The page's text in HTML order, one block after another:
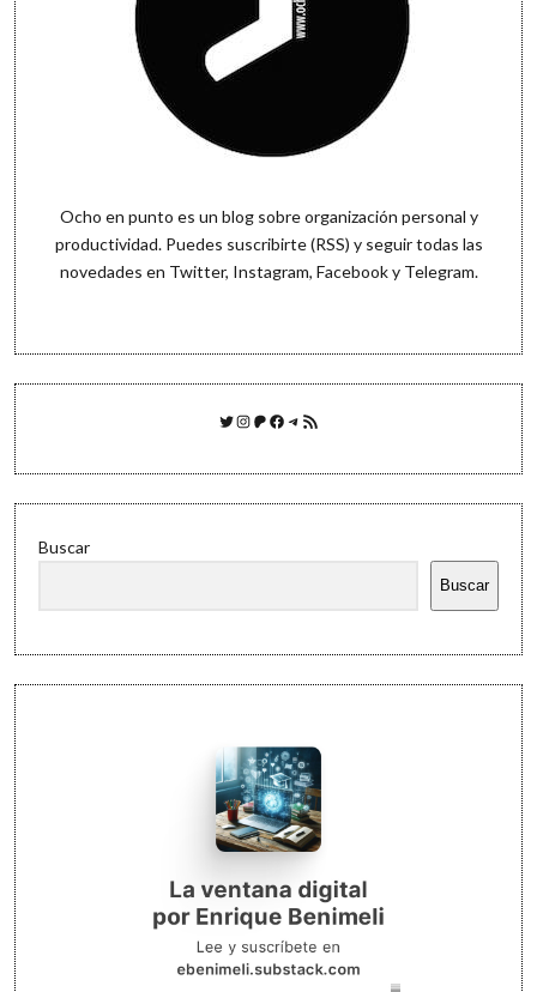
Ocho en punto es un blog sobre organización personal y
productividad. Puedes suscribirte (RSS) y seguir todas las
novedades en Twitter, Instagram, Facebooky Telegram.
Twitter
Instagram
Patreon
Facebook
Telegram
Feed RSS
Buscar
Buscar